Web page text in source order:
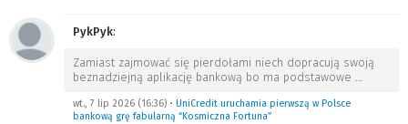
PykPyk:
Zamiast zajmować się pierdołami niech dopracują swoją
beznadziejną aplikację bankową bo ma podstawowe …
wt., 7 lip 2026 (16:36) • UniCredit uruchamia pierwszą w Polsce
bankową grę fabularną “Kosmiczna Fortuna”